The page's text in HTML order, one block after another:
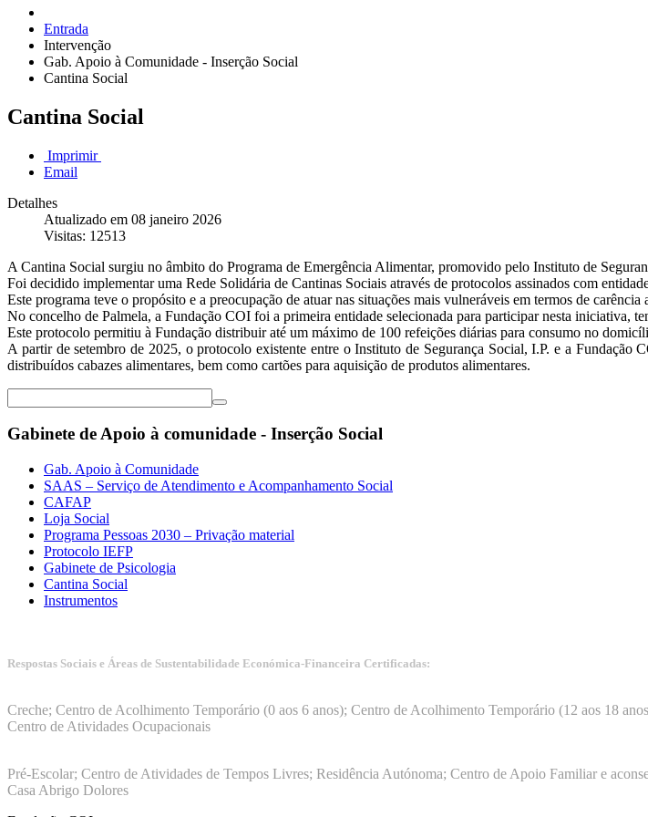
Entrada
Intervenção
Gab. Apoio à Comunidade - Inserção Social
Cantina Social
Cantina Social
Imprimir
Email
Detalhes
Atualizado em 08 janeiro 2026
Visitas: 12513
A Cantina Social surgiu no âmbito do Programa de Emergência Alimentar, promovido pelo Instituto de
Foi decidido implementar uma Rede Solidária de Cantinas Sociais através de protocolos assinados com
Este programa teve o propósito e a preocupação de atuar nas situações mais vulneráveis em termos de
No concelho de Palmela, a Fundação COI foi a primeira entidade selecionada para participar nesta iniciativa,
Este protocolo permitiu à Fundação distribuir até um máximo de 100 refeições diárias para consumo no
A partir de setembro de 2025, o protocolo existente entre o Instituto de Segurança Social, I.P. e a Fundação
distribuídos cabazes alimentares, bem como cartões para aquisição de produtos alimentares.
Gabinete de Apoio à comunidade - Inserção Social
Gab. Apoio à Comunidade
SAAS – Serviço de Atendimento e Acompanhamento Social
CAFAP
Loja Social
Programa Pessoas 2030 – Privação material
Protocolo IEFP
Gabinete de Psicologia
Cantina Social
Instrumentos
Respostas Sociais e Áreas de Sustentabilidade Económica-Financeira Certificadas:
Creche; Centro de Acolhimento Temporário (0 aos 6 anos); Centro de Acolhimento Temporário (12 aos 18
Centro de Atividades Ocupacionais
Pré-Escolar; Centro de Atividades de Tempos Livres; Residência Autónoma; Centro de Apoio Familiar e
Casa Abrigo Dolores